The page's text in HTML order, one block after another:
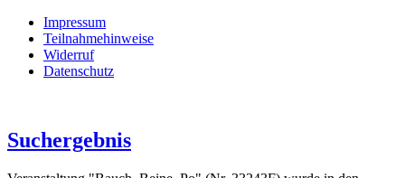
Impressum
Teilnahmehinweise
Widerruf
Datenschutz
Suchergebnis